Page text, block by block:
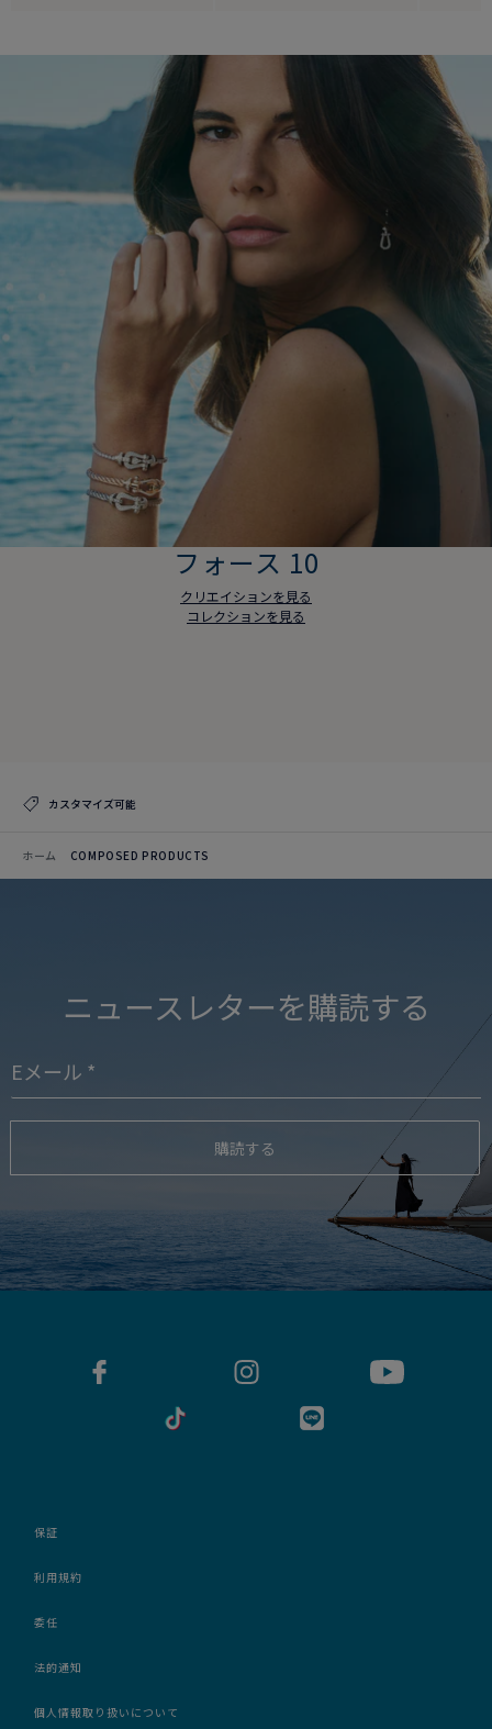
フォース 10
クリエイションを見る
コレクションを見る
カスタマイズ可能
ホーム COMPOSED PRODUCTS
ニュースレターを購読する
購読する
保証
利用規約
委任
法的通知
個人情報取り扱いについて